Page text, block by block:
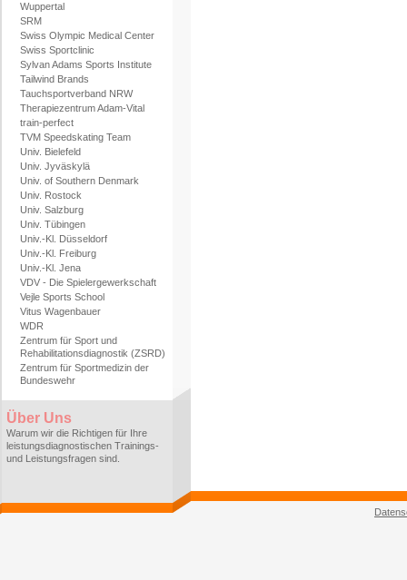
Wuppertal
SRM
Swiss Olympic Medical Center
Swiss Sportclinic
Sylvan Adams Sports Institute
Tailwind Brands
Tauchsportverband NRW
Therapiezentrum Adam-Vital
train-perfect
TVM Speedskating Team
Univ. Bielefeld
Univ. Jyväskylä
Univ. of Southern Denmark
Univ. Rostock
Univ. Salzburg
Univ. Tübingen
Univ.-Kl. Düsseldorf
Univ.-Kl. Freiburg
Univ.-Kl. Jena
VDV - Die Spielergewerkschaft
Vejle Sports School
Vitus Wagenbauer
WDR
Zentrum für Sport und
Rehabilitationsdiagnostik (ZSRD)
Zentrum für Sportmedizin der
Bundeswehr
Über Uns
Warum wir die Richtigen für Ihre
leistungsdiagnostischen Trainings-
und Leistungsfragen sind.